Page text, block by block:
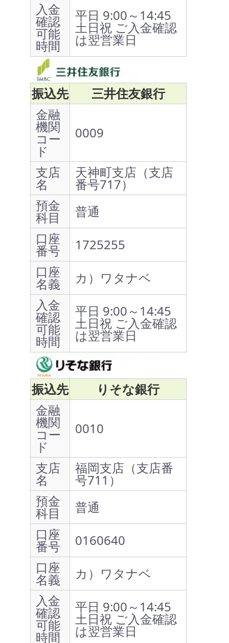
入金
確認
可能
時間
平日 9:00～14:45
土日祝 ご入金確認
は翌営業日
振込先
三井住友銀行
金融
機関
コー
ド
0009
支店
名
天神町支店（支店
番号717）
預金
科目
普通
口座
番号
1725255
口座
名義
カ）ワタナベ
入金
確認
可能
時間
平日 9:00～14:45
土日祝 ご入金確認
は翌営業日
振込先
りそな銀行
金融
機関
コー
ド
0010
支店
名
福岡支店（支店番
号711）
預金
科目
普通
口座
番号
0160640
口座
名義
カ）ワタナベ
入金
確認
可能
時間
平日 9:00～14:45
土日祝 ご入金確認
は翌営業日